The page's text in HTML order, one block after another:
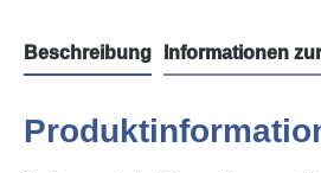
Beschreibung Informationen